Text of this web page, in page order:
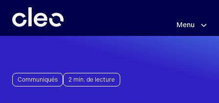
contenu
Menu
Communiqués 2 min. de lecture